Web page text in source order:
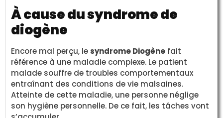
À cause du syndrome de
diogène
Encore mal perçu, le syndrome Diogène fait
référence à une maladie complexe. Le patient
malade souffre de troubles comportementaux
entraînant des conditions de vie malsaines.
Atteinte de cette maladie, une personne néglige
son hygiène personnelle. De ce fait, les tâches vont